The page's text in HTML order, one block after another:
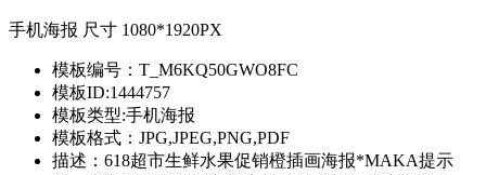
手机海报 尺寸 1080*1920PX
模板编号：T_M6KQ50GWO8FC
模板ID:1444757
模板类型:手机海报
模板格式：JPG,JPEG,PNG,PDF
描述：618超市生鲜水果促销橙插画海报*MAKA提示